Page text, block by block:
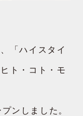
「ハイスタイ
ト・コト・モ
ンしました。